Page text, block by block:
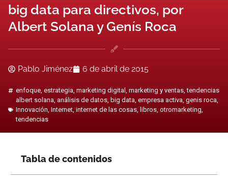
big data para directivos, por
Albert Solana y Genís Roca
Pablo Jiménez 6 de abril de 2015
enfoque,estrategia,marketing digital,marketing y ventas,tendencias
albert solana,análisis de datos, big data,empresa activa,genis roca,
Innovación,Internet,internet de las cosas, libros,otromarketing,
tendencias
Tabla de contenidos